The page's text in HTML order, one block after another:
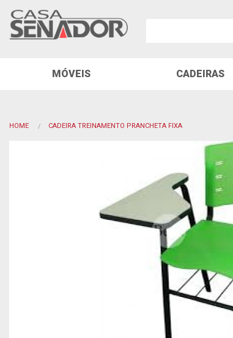
MÓVEIS CADEIRAS
HOME CADEIRA TREINAMENTO PRANCHETA FIXA